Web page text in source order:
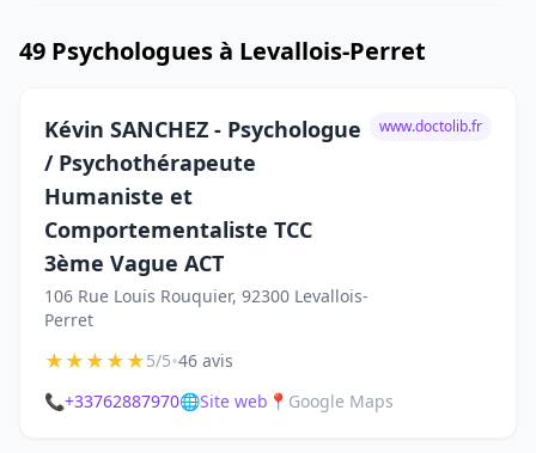
49 Psychologues à Levallois-Perret
Kévin SANCHEZ - Psychologue
/ Psychothérapeute
Humaniste et
Comportementaliste TCC
3ème Vague ACT
106 Rue Louis Rouquier, 92300 Levallois-
Perret
www.doctolib.fr
★★★★★5/5•46 avis
📞+33762887970🌐Site web 📍 Google Maps